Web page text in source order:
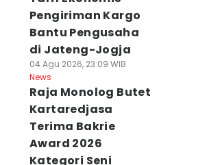
Pengiriman Kargo
Bantu Pengusaha
di Jateng-Jogja
04 Agu 2026, 23:09 WIB
News
Raja Monolog Butet
Kartaredjasa
Terima Bakrie
Award 2026
Kategori Seni